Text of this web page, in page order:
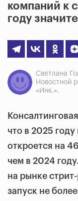
компаний к
году
Светлана
Новостной
«Инк.».
что в 2025
откроется на
чем в 2024
на рынке
запуск не